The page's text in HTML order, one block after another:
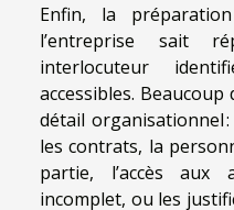
Enfin, la
l’entreprise sait
interlocuteur
accessibles.
détail organisationnel
les contrats, la
partie, l’accès aux
incomplet, ou les